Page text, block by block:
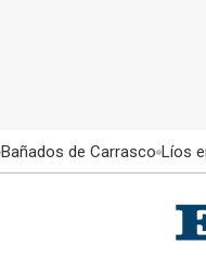
Bañados de Carrasco Líos